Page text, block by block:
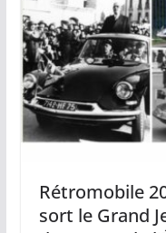
Rétromobile
sort le Grand